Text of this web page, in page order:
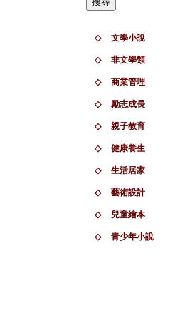
◇ 文學小說
◇ 非文學類
◇ 商業管理
◇ 勵志成長
◇ 親子教育
◇ 健康養生
◇ 生活居家
◇ 藝術設計
◇ 兒童繪本
◇ 青少年小說